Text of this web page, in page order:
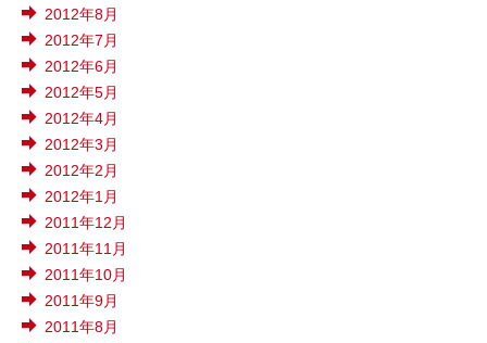
2012年8月
2012年7月
2012年6月
2012年5月
2012年4月
2012年3月
2012年2月
2012年1月
2011年12月
2011年11月
2011年10月
2011年9月
2011年8月